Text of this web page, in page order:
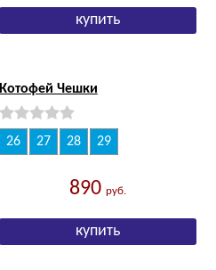
Котофей Чешки
26 27 28 29
890 руб.